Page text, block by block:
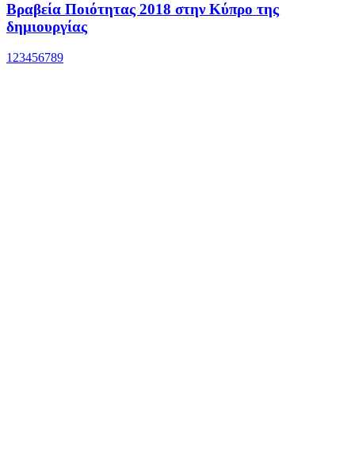
Βραβεία Ποιότητας 2018 στην Κύπρο της
δημιουργίας
1 23456789